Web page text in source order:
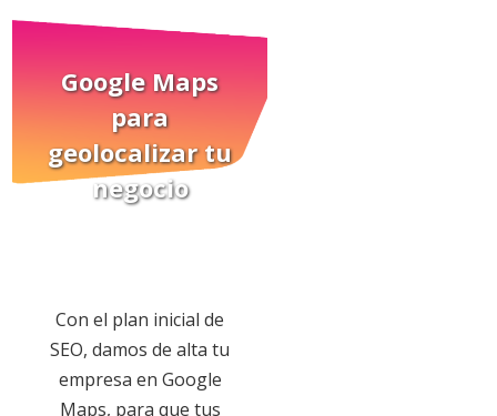
Google Maps
para
geolocalizar tu
negocio
Con el plan inicial de
SEO, damos de alta tu
empresa en Google
Maps, para que tus